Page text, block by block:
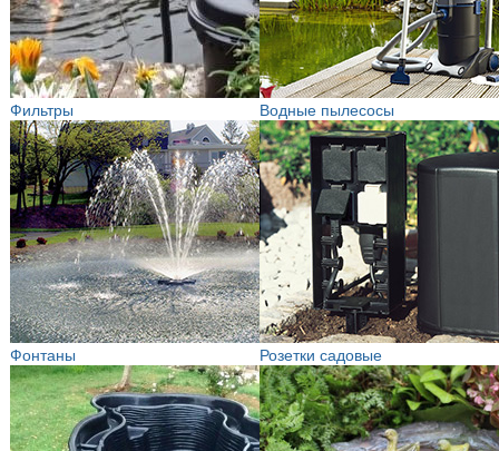
Фильтры Водные пылесосы
Фонтаны Розетки садовые